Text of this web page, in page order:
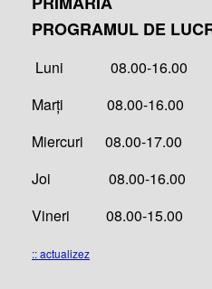
PROGRAMUL DE
Luni 08.00-16.00
Marți 08.00-16.00
Miercuri 08.00-17.00
Joi 08.00-16.00
Vineri 08.00-15.00
:: actualizez